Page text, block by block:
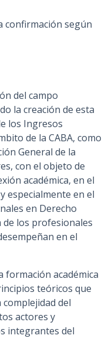
confirmación según
del campo
la creación de esta
los Ingresos
de la CABA, como
General de la
con el objeto de
académica, en el
especialmente en el
en Derecho
los profesionales
en el
formación académica
teóricos que
del
actores y
integrantes del